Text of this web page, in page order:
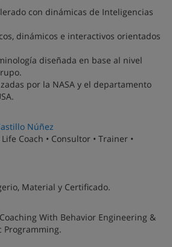
con dinámicas de Inteligencias
dinámicos e interactivos orientados
diseñada en base al nivel
por la NASA y el departamento
Núñez
Coach • Consultor • Trainer •
Material y Certificado.
With Behavior Engineering &
Programming.